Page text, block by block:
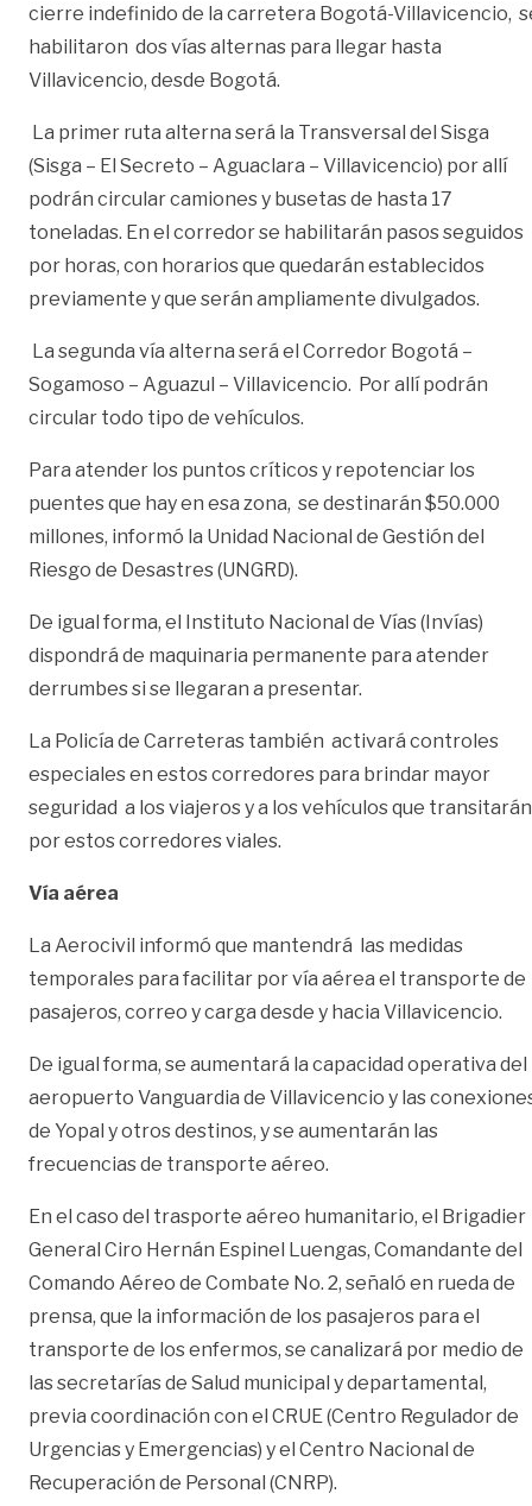
cierre indefinido de la carretera Bogotá-Villavicencio,
habilitaron dos vías alternas para llegar hasta
Villavicencio, desde Bogotá.
La primer ruta alterna será la Transversal del Sisga
(Sisga – El Secreto – Aguaclara – Villavicencio) por allí
podrán circular camiones y busetas de hasta 17
toneladas. En el corredor se habilitarán pasos seguidos
por horas, con horarios que quedarán establecidos
previamente y que serán ampliamente divulgados.
La segunda vía alterna será el Corredor Bogotá –
Sogamoso – Aguazul – Villavicencio. Por allí podrán
circular todo tipo de vehículos.
Para atender los puntos críticos y repotenciar los
puentes que hay en esa zona, se destinarán $50.000
millones, informó la Unidad Nacional de Gestión del
Riesgo de Desastres (UNGRD).
De igual forma, el Instituto Nacional de Vías (Invías)
dispondrá de maquinaria permanente para atender
derrumbes si se llegaran a presentar.
La Policía de Carreteras también activará controles
especiales en estos corredores para brindar mayor
seguridad a los viajeros y a los vehículos que transitarán
por estos corredores viales.
Vía aérea
La Aerocivil informó que mantendrá las medidas
temporales para facilitar por vía aérea el transporte de
pasajeros, correo y carga desde y hacia Villavicencio.
De igual forma, se aumentará la capacidad operativa del
aeropuerto Vanguardia de Villavicencio y las
de Yopal y otros destinos, y se aumentarán las
frecuencias de transporte aéreo.
En el caso del trasporte aéreo humanitario, el Brigadier
General Ciro Hernán Espinel Luengas, Comandante del
Comando Aéreo de Combate No. 2, señaló en rueda de
prensa, que la información de los pasajeros para el
transporte de los enfermos, se canalizará por medio de
las secretarías de Salud municipal y departamental,
previa coordinación con el CRUE (Centro Regulador de
Urgencias y Emergencias) y el Centro Nacional de
Recuperación de Personal (CNRP).